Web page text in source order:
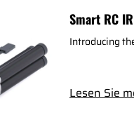
Smart RC
Introducing
Lesen Sie